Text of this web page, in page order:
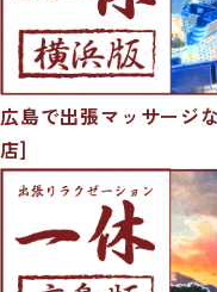
広島で出張マッサージ
店]